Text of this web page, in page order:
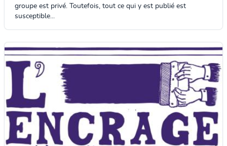
groupe est privé. Toutefois, tout ce qui y est publié est
susceptible...